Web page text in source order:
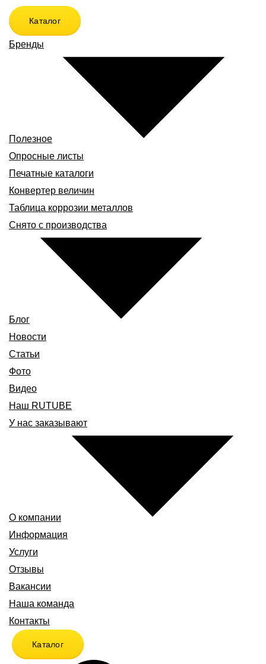
Каталог
Бренды
Полезное
Опросные листы
Печатные каталоги
Конвертер величин
Таблица коррозии металлов
Снято с производства
Блог
Новости
Статьи
Фото
Видео
Наш RUTUBE
У нас заказывают
О компании
Информация
Услуги
Отзывы
Вакансии
Наша команда
Контакты
Каталог